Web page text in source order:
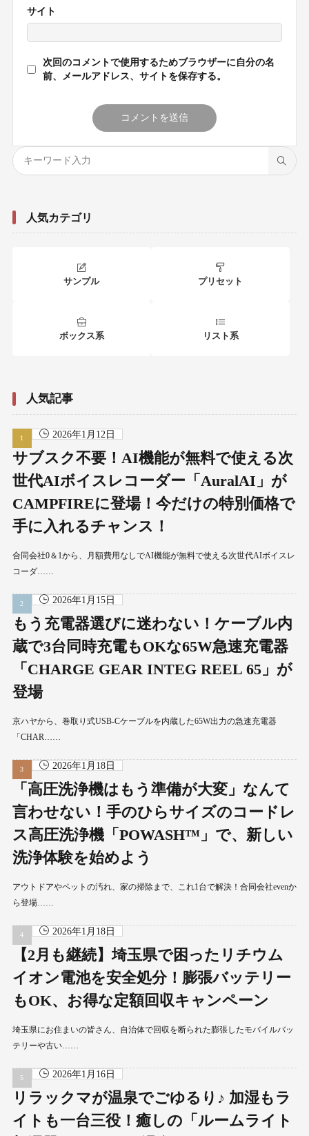
サイト
次回のコメントで使用するためブラウザーに自分の名
前、メールアドレス、サイトを保存する。
人気カテゴリ
サンプル プリセット
ボックス系 リスト系
人気記事
2026年1月12日
サブスク不要！AI機能が無料で使える次
世代AIボイスレコーダー「AuralAI」が
CAMPFIREに登場！今だけの特別価格で
手に入れるチャンス！
合同会社0＆1から、月額費用なしでAI機能が無料で使える次世代AIボイスレ
コーダ……
2026年1月15日
もう充電器選びに迷わない！ケーブル内
蔵で3台同時充電もOKな65W急速充電器
「CHARGE GEAR INTEG REEL 65」が
登場
京ハヤから、巻取り式USB-Cケーブルを内蔵した65W出力の急速充電器
「CHAR……
2026年1月18日
「高圧洗浄機はもう準備が大変」なんて
言わせない！手のひらサイズのコードレ
ス高圧洗浄機「POWASH™」で、新しい
洗浄体験を始めよう
アウトドアやペットの汚れ、家の掃除まで、これ1台で解決！合同会社evenか
ら登場……
2026年1月18日
【2月も継続】埼玉県で困ったリチウム
イオン電池を安全処分！膨張バッテリー
もOK、お得な定額回収キャンペーン
埼玉県にお住まいの皆さん、自治体で回収を断られた膨張したモバイルバッ
テリーや古い……
2026年1月16日
リラックマが温泉でごゆるり♪ 加湿もラ
イトも一台三役！癒しの「ルームライト